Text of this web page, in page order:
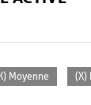
Moyenne (X)